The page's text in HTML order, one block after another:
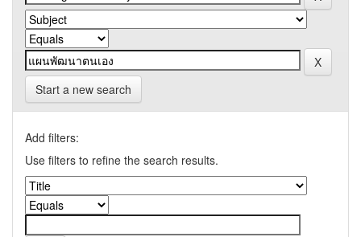
Start a new search
Add filters:
Use filters to refine the search results.